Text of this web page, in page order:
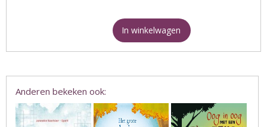
In winkelwagen
Anderen bekeken ook: